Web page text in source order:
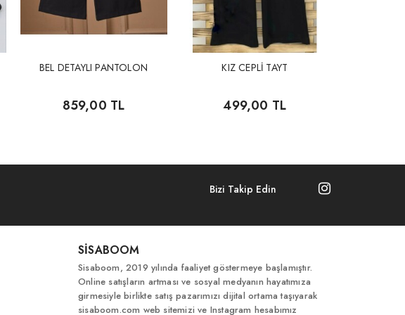
BEL DETAYLI PANTOLON
859,00 TL
KIZ CEPLİ TAYT
499,00 TL
Bizi Takip Edin
SİSABOOM
Sisaboom, 2019 yılında faaliyet göstermeye başlamıştır.
Online satışların artması ve sosyal medyanın hayatımıza
girmesiyle birlikte satış pazarımızı dijital ortama taşıyarak
sisaboom.com web sitemizi ve Instagram hesabımız